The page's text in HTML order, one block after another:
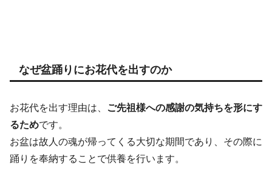
なぜ盆踊りにお花代を出すのか
お花代を出す理由は、
ご先祖様への感謝の気持ちを形にす
るためです。
お盆は故人の魂が帰ってくる大切な期間であり、その際に
踊りを奉納することで供養を行います。